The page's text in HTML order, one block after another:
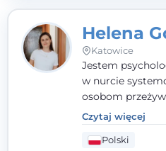
Helena
Katowice
Jestem
w nurcie
osobom
emocjonalne,
się w kryzysie.
autentyczna,
Czytaj więcej
Polski